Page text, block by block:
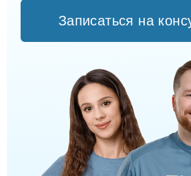
Записаться на